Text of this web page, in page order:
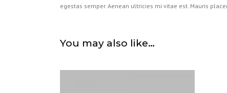
egestas semper. Aenean ultricies mi vitae est. Mauris
You may also like…